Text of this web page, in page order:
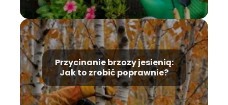
Przycinanie brzozy jesienią:
Jak to zrobić poprawnie?